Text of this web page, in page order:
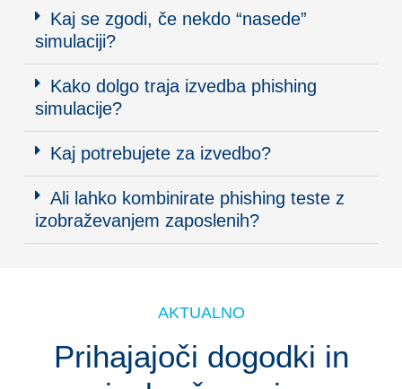
Kaj se zgodi, če nekdo “nasede”
simulaciji?
Kako dolgo traja izvedba phishing
simulacije?
Kaj potrebujete za izvedbo?
Ali lahko kombinirate phishing teste z
izobraževanjem zaposlenih?
AKTUALNO
Prihajajoči dogodki in